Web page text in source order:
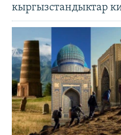
кыргызстандыктар